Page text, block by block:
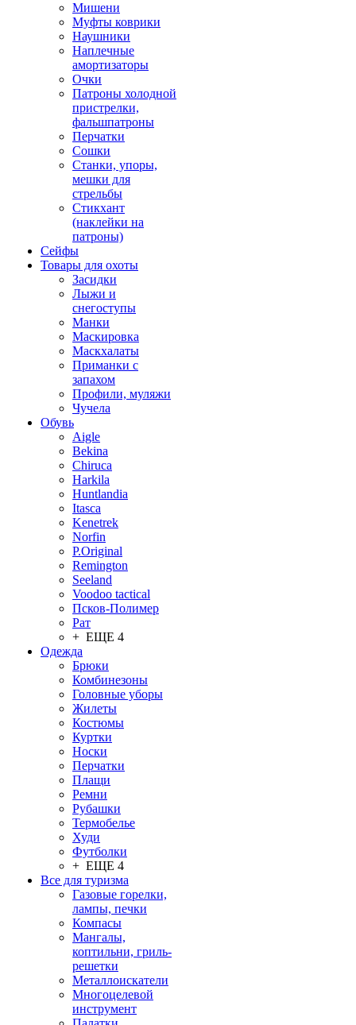
Мишени
Муфты коврики
Наушники
Наплечные
амортизаторы
Очки
Патроны холодной
пристрелки,
фальшпатроны
Перчатки
Сошки
Станки, упоры,
мешки для
стрельбы
Стикхант
(наклейки на
патроны)
Сейфы
Товары для охоты
Засидки
Лыжи и
снегоступы
Манки
Маскировка
Маскхалаты
Приманки с
запахом
Профили, муляжи
Чучела
Обувь
Aigle
Bekina
Chiruсa
Harkila
Huntlandia
Itasca
Kenetrek
Norfin
P.Original
Remington
Seeland
Voodoo tactical
Псков-Полимер
Рат
+ ЕЩЕ 4
Одежда
Брюки
Комбинезоны
Головные уборы
Жилеты
Костюмы
Куртки
Носки
Перчатки
Плащи
Ремни
Рубашки
Термобелье
Худи
Футболки
+ ЕЩЕ 4
Все для туризма
Газовые горелки,
лампы, печки
Компасы
Мангалы,
коптильни, гриль-
решетки
Металлоискатели
Многоцелевой
инструмент